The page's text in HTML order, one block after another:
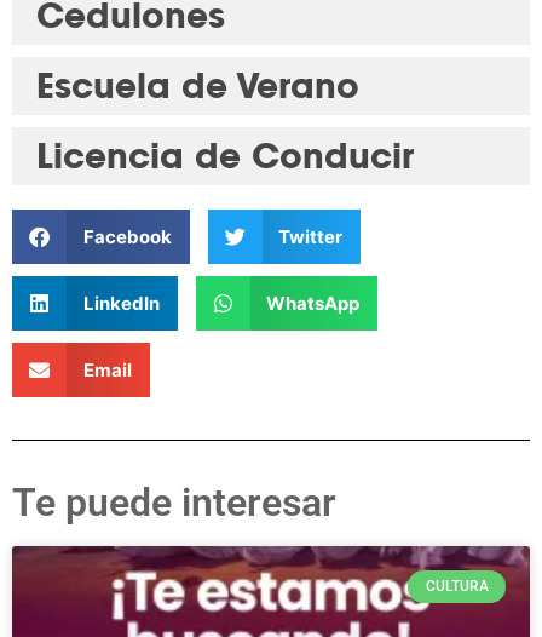
Cedulones
Escuela de Verano
Licencia de Conducir
Facebook Twitter
LinkedIn WhatsApp
Email
Te puede interesar
CULTURA